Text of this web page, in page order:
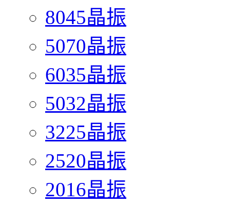
8045晶振
5070晶振
6035晶振
5032晶振
3225晶振
2520晶振
2016晶振